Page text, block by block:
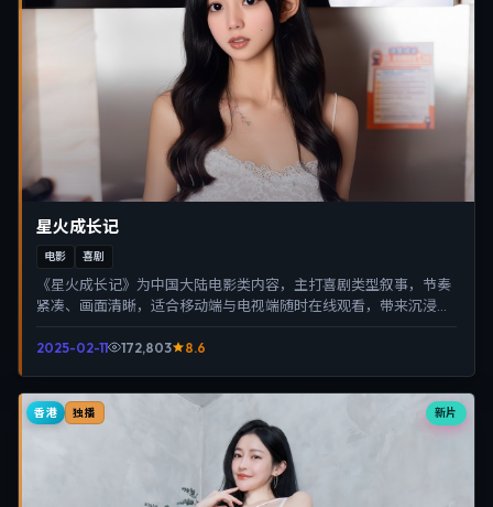
星火成长记
电影 喜剧
《星火成长记》为中国大陆电影类内容，主打喜剧类型叙事，节奏
紧凑、画面清晰，适合移动端与电视端随时在线观看，带来沉浸式
2025-02-11 172,803 8.6
新片
香港 独播